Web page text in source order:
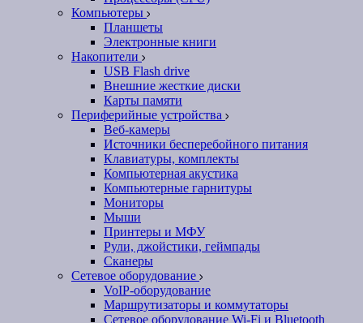
Компьютеры
Планшеты
Электронные книги
Накопители
USB Flash drive
Внешние жесткие диски
Карты памяти
Периферийные устройства
Веб-камеры
Источники бесперебойного питания
Клавиатуры, комплекты
Компьютерная акустика
Компьютерные гарнитуры
Мониторы
Мыши
Принтеры и МФУ
Рули, джойстики, геймпады
Сканеры
Сетевое оборудование
VoIP-оборудование
Маршрутизаторы и коммутаторы
Сетевое оборудование Wi-Fi и Bluetooth